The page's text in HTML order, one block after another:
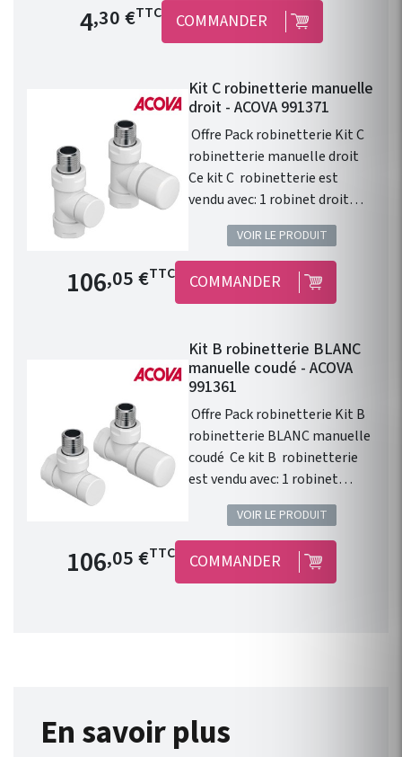
Prix de base
4,30 €TTC COMMANDER
Kit C robinetterie manuelle
droit - ACOVA 991371
Offre Pack robinetterie Kit C
robinetterie manuelle droit
Ce kit C robinetterie est
vendu avec: 1 robinet droit
tête manuelle Blanche . 1
paire de raccords cuivre 14. 1
paire de raccords PER 12. 1
paire de raccords multicouche
fonctionnelle. Disponible
dans les 46 couleurs du
nuancier Acova ! Kit
robinetterie compatible avec
chauffage central Fassane
VOIR LE PRODUIT
Prix de base
106,05 €TTC COMMANDER
Kit B robinetterie BLANC
manuelle coudé - ACOVA
991361
Offre Pack robinetterie Kit B
robinetterie BLANC manuelle
coudé Ce kit B robinetterie
est vendu avec: 1 robinet
équerre 1/2" . 1 coude de
réglage 1/2" . 1 tête manuelle
blanche . 1 paire de raccords
cuivre 14. 1 paire de raccords
PER 12. Installation
VOIR LE PRODUIT
Prix de base
106,05 €TTC COMMANDER
En savoir plus